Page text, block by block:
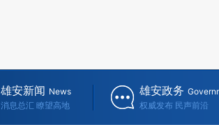
雄安新闻 News
消息总汇 瞭望高地
雄安政务
权威发布 民声前沿